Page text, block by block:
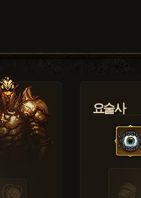
요술사